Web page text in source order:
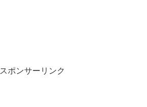
スポンサーリンク